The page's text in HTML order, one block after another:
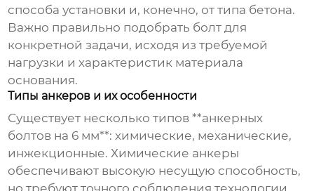
способа установки и, конечно, от типа бетона.
Важно правильно подобрать болт для
конкретной задачи, исходя из требуемой
нагрузки и характеристик материала
основания.
Типы анкеров и их особенности
Существует несколько типов **анкерных
болтов на 6 мм**: химические, механические,
инжекционные. Химические анкеры
обеспечивают высокую несущую способность,
но требуют точного соблюдения технологии